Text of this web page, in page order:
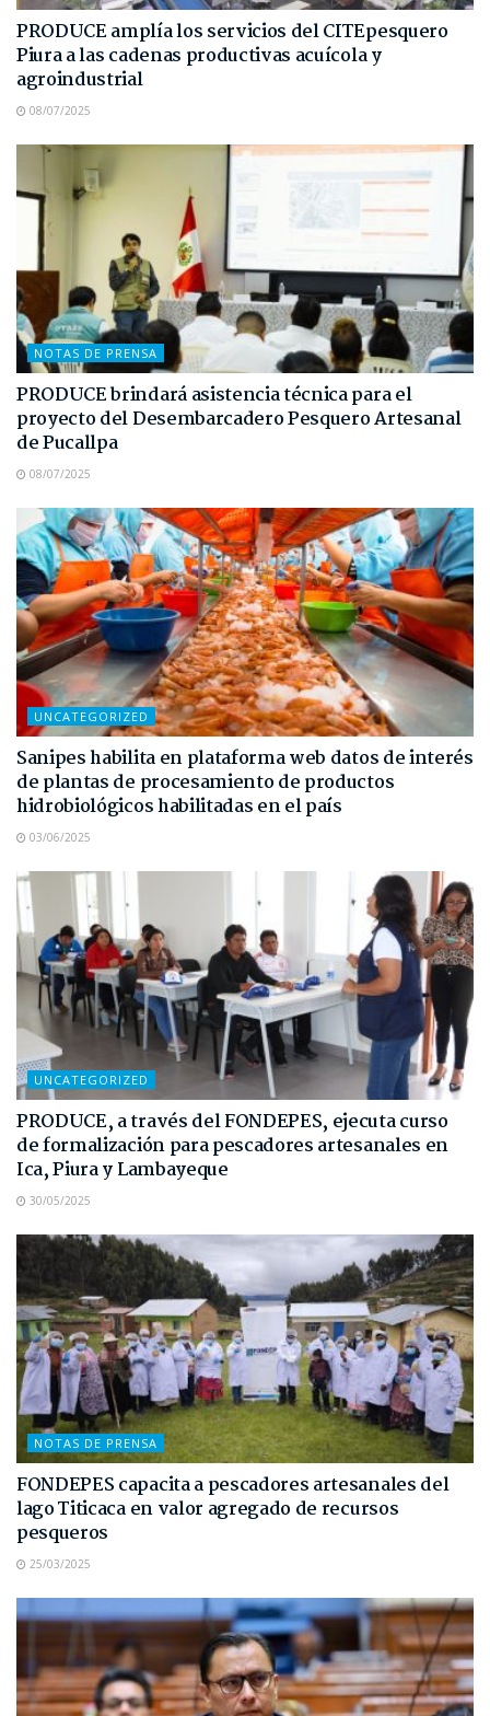
PRODUCE amplía los servicios del CITEpesquero
Piura a las cadenas productivas acuícola y
agroindustrial
08/07/2025
NOTAS DE PRENSA
PRODUCE brindará asistencia técnica para el
proyecto del Desembarcadero Pesquero Artesanal
de Pucallpa
08/07/2025
UNCATEGORIZED
Sanipes habilita en plataforma web datos de interés
de plantas de procesamiento de productos
hidrobiológicos habilitadas en el país
03/06/2025
UNCATEGORIZED
PRODUCE, a través del FONDEPES, ejecuta curso
de formalización para pescadores artesanales en
Ica, Piura y Lambayeque
30/05/2025
NOTAS DE PRENSA
FONDEPES capacita a pescadores artesanales del
lago Titicaca en valor agregado de recursos
pesqueros
25/03/2025